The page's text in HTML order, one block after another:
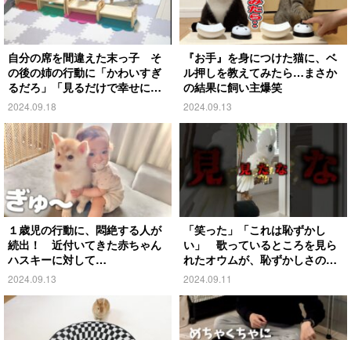
自分の席を間違えた末っ子 そ
の後の姉の行動に「かわいすぎ
るだろ」「見るだけで幸せにな
る」
2024.09.18
『お手』を身につけた猫に、ベ
ル押しを教えてみたら…まさか
の結果に飼い主爆笑
2024.09.13
１歳児の行動に、悶絶する人が
続出！ 近付いてきた赤ちゃん
ハスキーに対して…
2024.09.13
「笑った」「これは恥ずかし
い」 歌っているところを見ら
れたオウムが、恥ずかしさのあ
まり…
2024.09.11